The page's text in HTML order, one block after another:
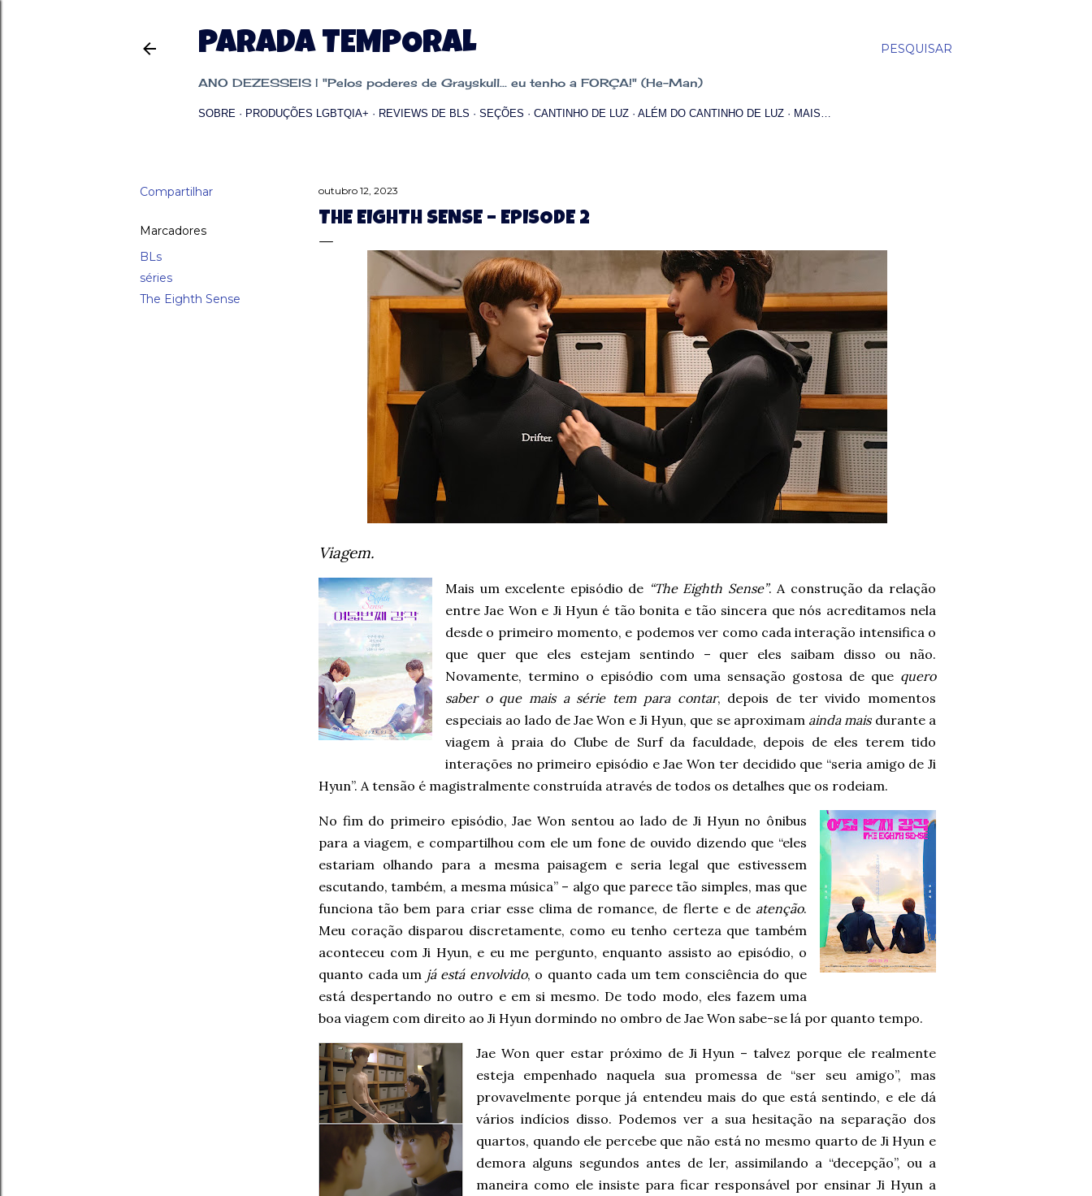
PESQUISAR
PARADA TEMPORAL
ANO DEZESSEIS | "Pelos poderes de Grayskull... eu tenho a FORÇA!" (He-Man)
SOBRE PRODUÇÕES LGBTQIA+ REVIEWS DE BLS SEÇÕES CANTINHO DE LUZ ALÉM DO CANTINHO DE LUZ MAIS…
Compartilhar
Marcadores
BLs
séries
The Eighth Sense
outubro 12, 2023
THE EIGHTH SENSE – EPISODE 2
Viagem.
Mais um excelente episódio de “The Eighth Sense”. A construção da relação
entre Jae Won e Ji Hyun é tão bonita e tão sincera que nós acreditamos nela
desde o primeiro momento, e podemos ver como cada interação intensifica o
que quer que eles estejam sentindo – quer eles saibam disso ou não.
Novamente, termino o episódio com uma sensação gostosa de que quero
saber o que mais a série tem para contar, depois de ter vivido momentos
especiais ao lado de Jae Won e Ji Hyun, que se aproximam ainda maisdurante a
viagem à praia do Clube de Surf da faculdade, depois de eles terem tido
interações no primeiro episódio e Jae Won ter decidido que “seria amigo de Ji
Hyun”. A tensão é magistralmente construída através de todos os detalhes que os rodeiam.
No fim do primeiro episódio, Jae Won sentou ao lado de Ji Hyun no ônibus
para a viagem, e compartilhou com ele um fone de ouvido dizendo que “eles
estariam olhando para a mesma paisagem e seria legal que estivessem
escutando, também, a mesma música” – algo que parece tão simples, mas que
funciona tão bem para criar esse clima de romance, de flerte e de atenção.
Meu coração disparou discretamente, como eu tenho certeza que também
aconteceu com Ji Hyun, e eu me pergunto, enquanto assisto ao episódio, o
quanto cada um já está envolvido, o quanto cada um tem consciência do que
está despertando no outro e em si mesmo. De todo modo, eles fazem uma
boa viagem com direito ao Ji Hyun dormindo no ombro de Jae Won sabe-se lá por quanto tempo.
Jae Won quer estar próximo de Ji Hyun – talvez porque ele realmente
esteja empenhado naquela sua promessa de “ser seu amigo”, mas
provavelmente porque já entendeu mais do que está sentindo, e ele dá
vários indícios disso. Podemos ver a sua hesitação na separação dos
quartos, quando ele percebe que não está no mesmo quarto de Ji Hyun e
demora alguns segundos antes de ler, assimilando a “decepção”, ou a
maneira como ele insiste para ficar responsável por ensinar Ji Hyun a